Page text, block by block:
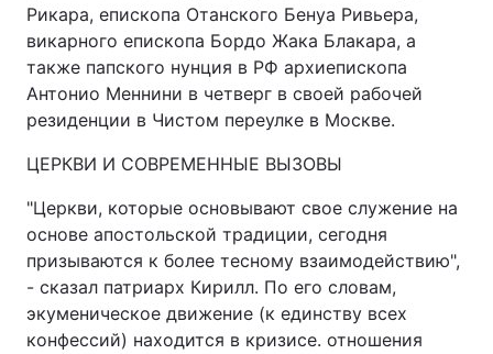
Україна Політика
Економіка Світ
Спорт Наука
Рикара, епископа Отанского Бенуа Ривьера,
викарного епископа Бордо Жака Блакара, а
также папского нунция в РФ архиепископа
Антонио Меннини в четверг в своей рабочей
резиденции в Чистом переулке в Москве.
ЦЕРКВИ И СОВРЕМЕННЫЕ ВЫЗОВЫ
"Церкви, которые основывают свое служение на
основе апостольской традиции, сегодня
призываются к более тесному взаимодействию",
- сказал патриарх Кирилл. По его словам,
экуменическое движение (к единству всех
конфессий) находится в кризисе. отношения